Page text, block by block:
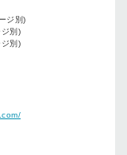
ジ別)
別)
別)